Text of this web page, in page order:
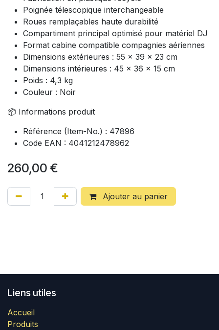
Poignée télescopique interchangeable
Roues remplaçables haute durabilité
Compartiment principal optimisé pour matériel DJ
Format cabine compatible compagnies aériennes
Dimensions extérieures : 55 x 39 x 23 cm
Dimensions intérieures : 45 x 36 x 15 cm
Poids : 4,3 kg
Couleur : Noir
📦 Informations produit
Référence (Item-No.) : 47896
Code EAN : 4041212478962
260,00 €
Ajouter au panier
Liens utiles
Accueil
Produits